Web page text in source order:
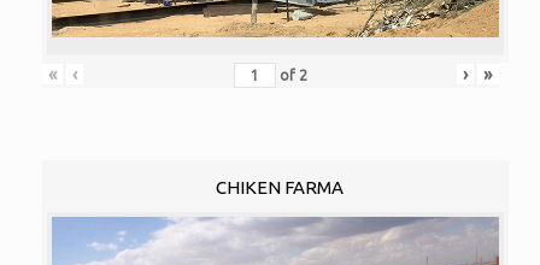
« ‹ of 2 › »
CHIKEN FARMA